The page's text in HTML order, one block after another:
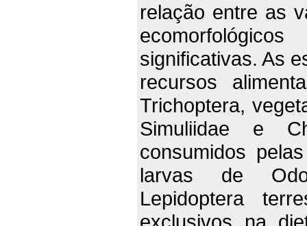
relação entre as
significativas. As
recursos
Trichoptera,
Simuliidae e
consumidos
larvas de
Lepidoptera